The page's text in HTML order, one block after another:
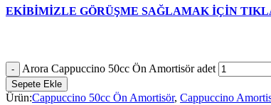
EKİBİMİZLE GÖRÜŞME SAĞLAMAK İÇİN
Arora Cappuccino 50cc Ön Amortisör adet
Sepete Ekle
Ürün:Cappuccino 50cc Ön Amortisör, Cappuccino